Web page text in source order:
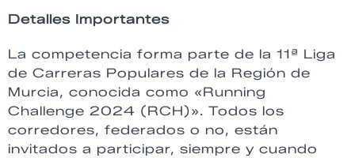
Detalles Importantes
La competencia forma parte de la 11ª Liga
de Carreras Populares de la Región de
Murcia, conocida como «Running
Challenge 2024 (RCH)». Todos los
corredores, federados o no, están
invitados a participar, siempre y cuando